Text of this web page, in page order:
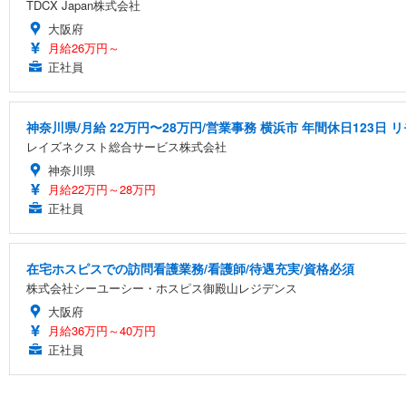
TDCX Japan株式会社
大阪府
月給26万円～
正社員
神奈川県/月給 22万円〜28万円/営業事務 横浜市 年間休日123日
レイズネクスト総合サービス株式会社
神奈川県
月給22万円～28万円
正社員
在宅ホスピスでの訪問看護業務/看護師/待遇充実/資格必須
株式会社シーユーシー・ホスピス御殿山レジデンス
大阪府
月給36万円～40万円
正社員